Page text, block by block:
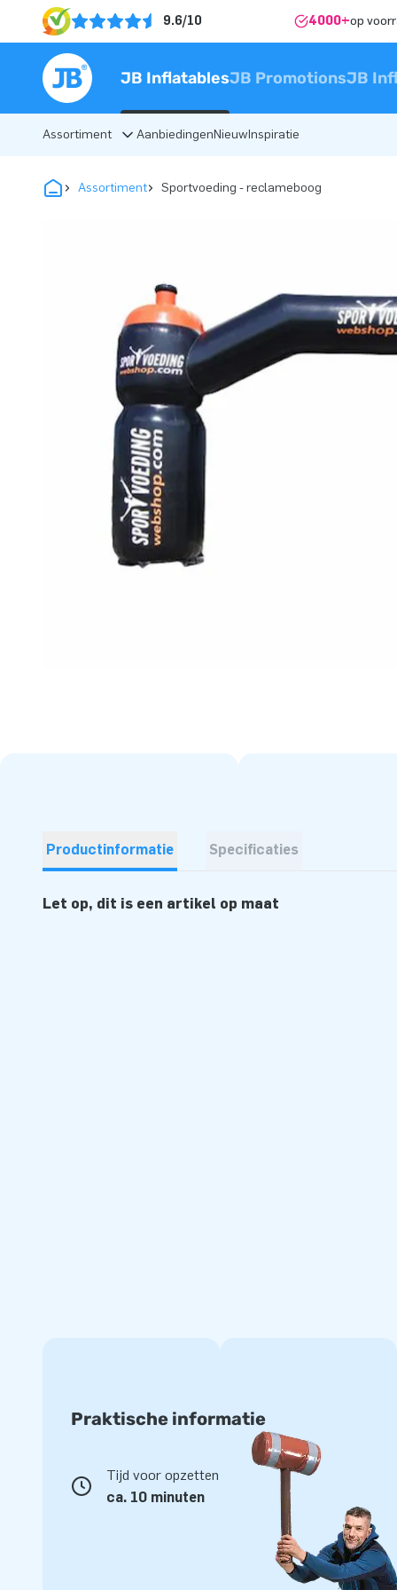
9.6/10 4000+op
JB InflatablesJB PromotionsJB
Assortiment AanbiedingenNieuwInspiratie
Assortiment Sportvoeding - reclameboog
Productinformatie Specificaties
Let op, dit is een artikel op maat
Praktische informatie
Tijd voor opzetten
ca. 10 minuten